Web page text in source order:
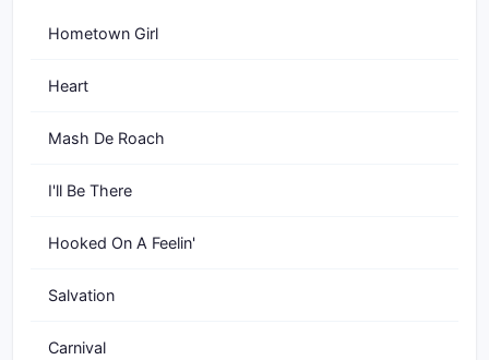
Hometown Girl
Heart
Mash De Roach
I'll Be There
Hooked On A Feelin'
Salvation
Carnival